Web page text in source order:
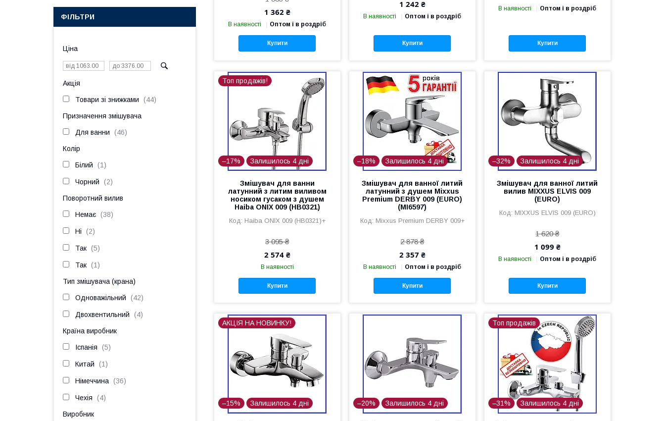
1 362 ₴
В наявності Оптом і в роздріб
Купити
1 242 ₴
В наявності Оптом і в роздріб
Купити
В наявності Оптом і в роздріб
Купити
Топ продажів!
–17% Залишилось 4 дні
Змішувач для ванни
латунний з литим виливом
носиком гусаком з душем
Haiba ONIX 009 (HB0321)
Haiba ONIX 009 (HB0321)+
3 095 ₴
2 574 ₴
В наявності
Купити
–18% Залишилось 4 дні
Змішувач для ванної литий
латунний з душем Mixxus
Premium DERBY 009 (EURO)
(MI6597)
Mixxus Premium DERBY 009+
2 878 ₴
2 357 ₴
В наявності Оптом і в роздріб
Купити
–32% Залишилось 4 дні
Змішувач для ванної литий
вилив MIXXUS ELVIS 009
(EURO)
MIXXUS ELVIS 009 (EURO)
1 620 ₴
1 099 ₴
В наявності Оптом і в роздріб
Купити
АКЦІЯ НА НОВИНКУ!
–15% Залишилось 4 дні –20% Залишилось 4 дні
Топ продажів
–31% Залишилось 4 дні
ФІЛЬТРИ
Ціна
Акція
Товари зі знижками 44
Призначення змішувача
Для ванни 46
Колір
Білий 1
Чорний 2
Поворотний вилив
Немає 38
Ні 2
Так 5
Так 1
Тип змішувача (крана)
Одноважільний 42
Двохвентильний 4
Країна виробник
Іспанія 5
Китай 1
Німеччина 36
Чехія 4
Виробник